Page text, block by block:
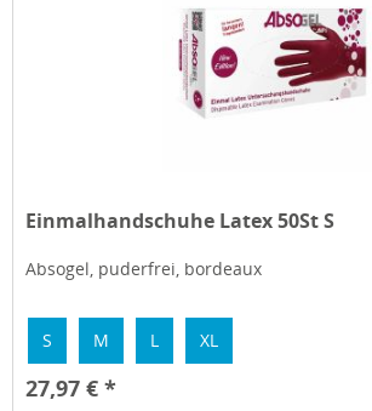
Einmalhandschuhe Latex 50St S
Absogel, puderfrei, bordeaux
S M L XL
27,97 € *